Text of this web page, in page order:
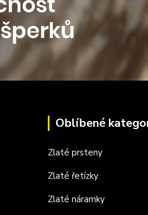
Oblíbené
Zlaté prsteny
Zlaté řetízky
Zlaté náramky